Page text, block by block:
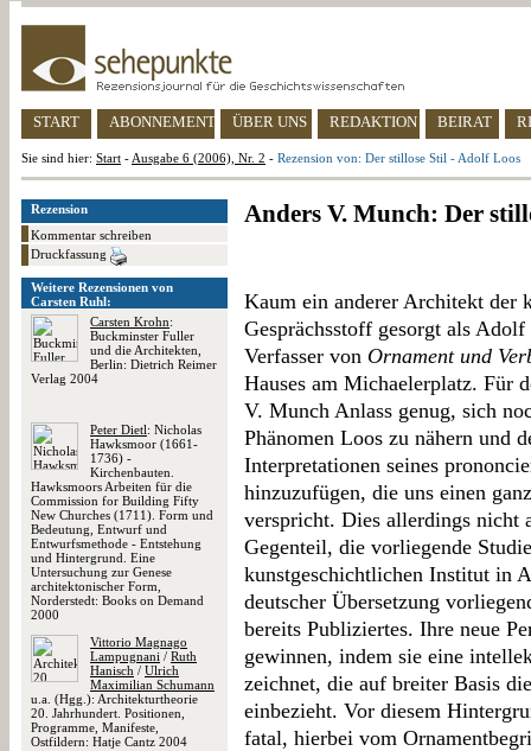
START ABONNEMENT ÜBER UNS REDAKTION BEIRAT
Sie sind hier: Start - Ausgabe 6 (2006), Nr. 2 - Rezension von: Der stillose Stil - Adolf Loos
Rezension
Kommentar schreiben
Druckfassung
Weitere Rezensionen von
Carsten Ruhl:
Carsten Krohn:
Buckminster Fuller
und die Architekten,
Berlin: Dietrich Reimer
Verlag 2004
Peter Dietl: Nicholas
Hawksmoor (1661-
1736) -
Kirchenbauten.
Hawksmoors Arbeiten für die
Commission for Building Fifty
New Churches (1711). Form und
Bedeutung, Entwurf und
Entwurfsmethode - Entstehung
und Hintergrund. Eine
Untersuchung zur Genese
architektonischer Form,
Norderstedt: Books on Demand
2000
Vittorio Magnago
Lampugnani / Ruth
Hanisch / Ulrich
Maximilian Schumann
u.a. (Hgg.): Architekturtheorie
20. Jahrhundert. Positionen,
Programme, Manifeste,
Ostfildern: Hatje Cantz 2004
Anders V. Munch: Der
Kaum ein anderer Architekt der
Gesprächsstoff gesorgt als
Verfasser von Ornament und
Hauses am Michaelerplatz. Für
V. Munch Anlass genug, sich
Phänomen Loos zu nähern und
Interpretationen seines
hinzuzufügen, die uns einen
verspricht. Dies allerdings nicht
Gegenteil, die vorliegende
kunstgeschichtlichen Institut in
deutscher Übersetzung
bereits Publiziertes. Ihre neue
gewinnen, indem sie eine
zeichnet, die auf breiter Basis
einbezieht. Vor diesem
fatal, hierbei vom